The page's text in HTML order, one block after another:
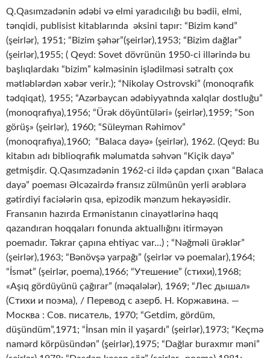
Q.Qasımzadənin ədəbi və elmi yaradıcılığı bu bədii, elmi,
tənqidi, publisist kitablarında əksini tapır: “Bizim kənd”
(şeirlər), 1951; “Bizim şəhər”(şeirlər),1953; “Bizim dağlar”
(şeirlər),1955; ( Qeyd: Sovet dövrünün 1950-ci illərində bu
başlıqlardakı “bizim” kəlməsinin işlədilməsi sətraltı çox
mətləblərdən xəbər verir.); “Nikolay Ostrovski” (monoqrafik
tədqiqat), 1955; “Azərbaycan ədəbiyyatında xalqlar dostluğu”
(monoqrafiya),1956; “Ürək döyüntüləri» (şeirlər),1959; “Son
görüş» (şeirlər), 1960; “Süleyman Rəhimov”
(monoqrafiya),1960; “Balaca dayə» (şeirlər), 1962. (Qeyd: Bu
kitabın adı biblioqrafik məlumatda səhvən “Kiçik dayə”
getmişdir. Q.Qasımzadənin 1962-ci ildə çapdan çıxan “Balaca
dayə” poeması Əlcəzairdə fransız zülmünün yerli ərəblərə
gətirdiyi faciələrin qısa, epizodik mənzum hekayəsidir.
Fransanın hazırda Ermənistanın cinayətlərinə haqq
qazandıran hoqqaları fonunda aktuallığını itirməyən
poemadır. Təkrar çapına ehtiyac var…) ; “Nəğməli ürəklər”
(şeirlər),1963; “Bənövşə yarpağı” (şeirlər və poemalar),1964;
“İsmət” (şeirlər, poema),1966; “Утешение” (стихи),1968;
«Aşıq gördüyünü çağırаr” (məqalələr), 1969; “Лес дышал»
(Стихи и поэма), / Перевод с азерб. Н. Коржавина. —
Москва : Сов. писатель, 1970; “Getdim, gördüm,
düşündüm”,1971; “İnsan min il yaşardı” (şeirlər),1973; “Keçmə
namərd körpüsündən” (şeirlər),1975; “Dağlar buraxmır məni”